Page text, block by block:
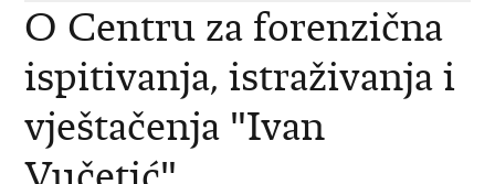
O Centru za forenzična
ispitivanja, istraživanja i
vještačenja "Ivan